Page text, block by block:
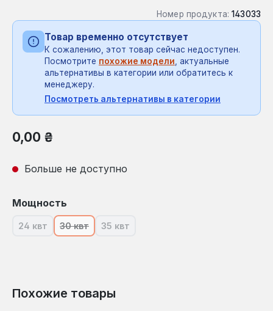
Номер продукта: 143033
Товар временно отсутствует
К сожалению, этот товар сейчас недоступен.
Посмотрите похожие модели, актуальные
альтернативы в категории или обратитесь к
менеджеру.
Посмотреть альтернативы в категории
Обычная цена:
0,00 ₴
Больше не доступно
Выберите
Мощность
24 квт(В настоящее время эта опция недоступна.)
30 квт(В настоящее время эта опция недоступна.)
35 квт(В настоящее время эта опция
Похожие товары